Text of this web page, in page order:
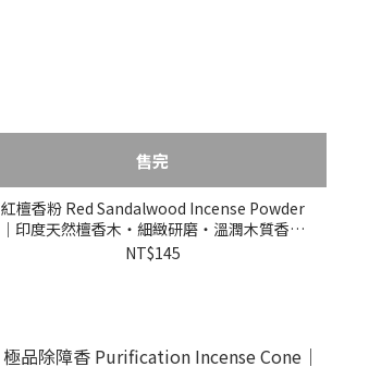
售完
紅檀香粉 Red Sandalwood Incense Powder
｜印度天然檀香木・細緻研磨・溫潤木質香韻
- 光之薩滿
NT$145